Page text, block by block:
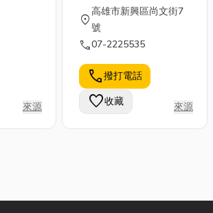
區的住宅馬桶堵塞，還
是 鳳山餐廳的截油槽
清潔，速達團隊都能迅
速出動、專業施工。
來源
程業務為主要經營項
目，多年來老闆本著
『服務第一，顧客至
為顧客做多元化的服
務，期盼您的來電，我
們將竭誠為您服務。
location_on
高雄市新興區尚文街7
號
call07-2225535
call撥打電話
favorite收藏 來源